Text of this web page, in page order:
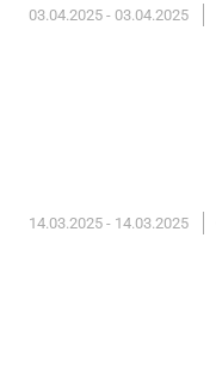
03.04.2025 - 03.04.2025
14.03.2025 - 14.03.2025